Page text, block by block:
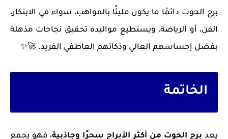
برج الحوت دائمًا ما يكون مليئًا بالمواهب، سواء في الابتكار،
الفن، أو الرياضة، ويستطيع مواليده تحقيق نجاحات مذهلة
بفضل إحساسهم العالي وذكائهم العاطفي الفريد. 🚀✨
الخاتمة
يعد برج الحوت من أكثر الأبراج سحرًا وجاذبية، فهو يجمع